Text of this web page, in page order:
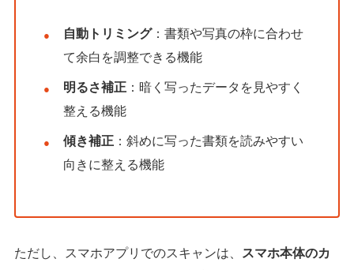
自動トリミング：書類や写真の枠に合わせ
て余白を調整できる機能
明るさ補正：暗く写ったデータを見やすく
整える機能
傾き補正：斜めに写った書類を読みやすい
向きに整える機能
ただし、スマホアプリでのスキャンは、 スマホ本体のカ